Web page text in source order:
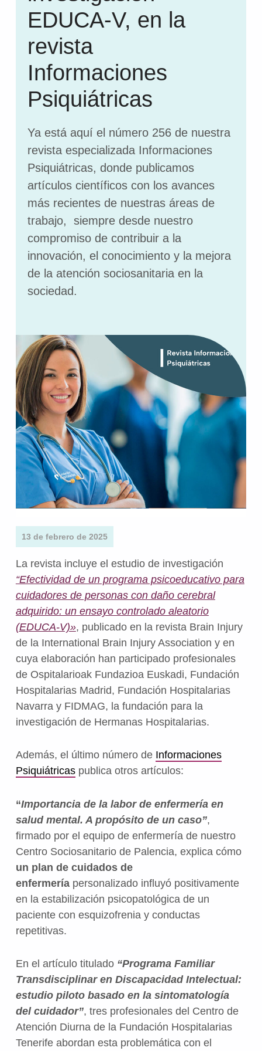
EDUCA-V, en la
revista
Informaciones
Psiquiátricas
Ya está aquí el número 256 de nuestra
revista especializada Informaciones
Psiquiátricas, donde publicamos
artículos científicos con los avances
más recientes de nuestras áreas de
trabajo, siempre desde nuestro
compromiso de contribuir a la
innovación, el conocimiento y la mejora
de la atención sociosanitaria en la
sociedad.
13 de febrero de 2025
La revista incluye el estudio de investigación
“Efectividad de un programa psicoeducativo para
cuidadores de personas con daño cerebral
adquirido: un ensayo controlado aleatorio
(EDUCA-V)», publicado en la revista Brain Injury
de la International Brain Injury Association y en
cuya elaboración han participado profesionales
de Ospitalarioak Fundazioa Euskadi, Fundación
Hospitalarias Madrid, Fundación Hospitalarias
Navarra y FIDMAG, la fundación para la
investigación de Hermanas Hospitalarias.
Además, el último número de Informaciones
Psiquiátricaspublica otros artículos:
“Importancia de la labor de enfermería en
salud mental. A propósito de un caso”,
firmado por el equipo de enfermería de nuestro
Centro Sociosanitario de Palencia, explica cómo
un plan de cuidados de
enfermería personalizado influyó positivamente
en la estabilización psicopatológica de un
paciente con esquizofrenia y conductas
repetitivas.
En el artículo titulado “Programa Familiar
Transdisciplinar en Discapacidad Intelectual:
estudio piloto basado en la sintomatología
del cuidador”, tres profesionales del Centro de
Atención Diurna de la Fundación Hospitalarias
Tenerife abordan esta problemática con el